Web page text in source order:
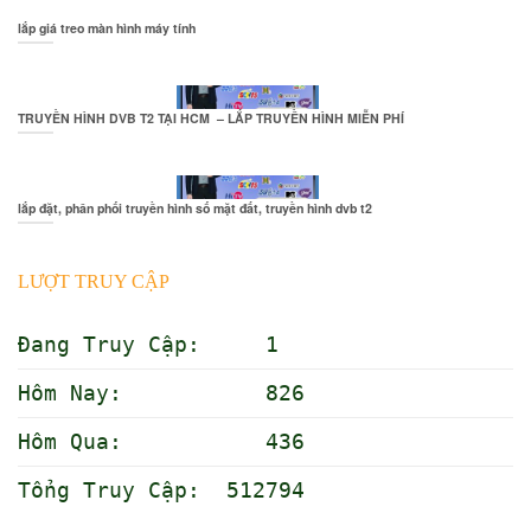
lắp giá treo màn hình máy tính
TRUYỀN HÌNH DVB T2 TẠI HCM – LẮP TRUYỀN HÌNH MIỄN PHÍ
lắp đặt, phân phối truyền hình số mặt đất, truyền hình dvb t2
LƯỢT TRUY CẬP
Đang Truy Cập: 1
Hôm Nay: 826
Hôm Qua: 436
Tổng Truy Cập: 512794